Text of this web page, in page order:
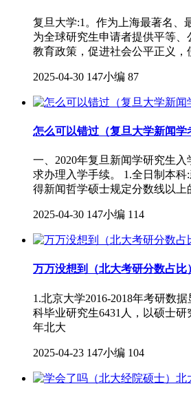
复旦大学:1。作为上海最著名、
为全球研究生申请者提供平等
教育政策，促进社会公平正义
2025-04-30 147小编 87
怎么可以错过（复旦大学新闻
一、2020年复旦新闻学研究生
求办理入学手续。 1.全日制本
得新闻哲学硕士规定分数线以
2025-04-30 147小编 114
万万没想到（北大考研分数占比
1.北京大学2016-2018年考研数
科毕业研究生6431人，以硕士
年北大
2025-04-23 147小编 104